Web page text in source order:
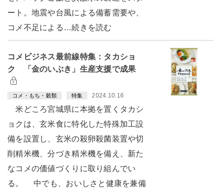
ート。地震や台風による備蓄需要や、
コメ不足による…続きを読む
コメビジネス最前線特集：タカショ
ク 「金のいぶき」生産支援で成果
コメ・もち・穀類 特集 2024.10.16
米どころ宮城県に本拠を置くタカシ
ョクは、玄米食に特化した特殊加工設
備を設置し、玄米の殺卵殺菌装置や切
削精米機、分づき精米機を備え、新た
なコメの価値づくりに取り組んでい
る。 中でも、おいしさと健康を兼備